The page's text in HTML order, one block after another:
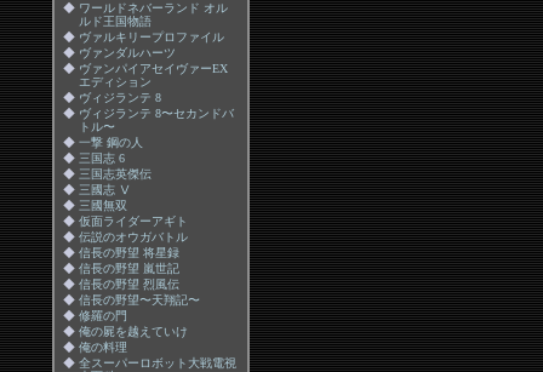
◆ ワールドネバーランド オル
ルド王国物語
◆ ヴァルキリープロファイル
◆ ヴァンダルハーツ
◆ ヴァンパイアセイヴァーEX
エディション
◆ ヴィジランテ 8
◆ ヴィジランテ 8〜セカンドバ
トル〜
◆ 一撃 鋼の人
◆ 三国志 6
◆ 三国志英傑伝
◆ 三國志 Ⅴ
◆ 三國無双
◆ 仮面ライダーアギト
◆ 伝説のオウガバトル
◆ 信長の野望 将星録
◆ 信長の野望 嵐世記
◆ 信長の野望 烈風伝
◆ 信長の野望〜天翔記〜
◆ 修羅の門
◆ 俺の屍を越えていけ
◆ 俺の料理
◆ 全スーパーロボット大戦電視